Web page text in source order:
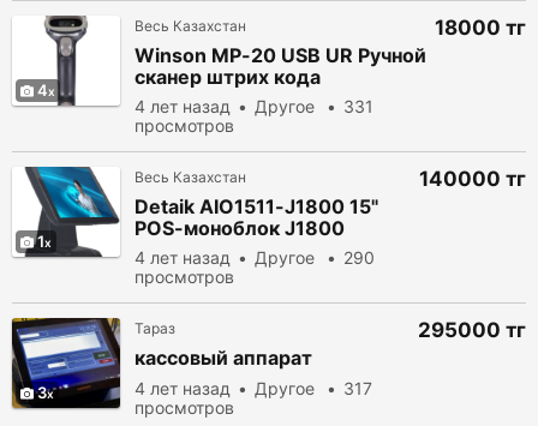
4
Весь Казахстан
Winson MP-20 USB UR Ручной
сканер штрих кода
4 лет назад Другое
331
просмотров
18000 тг
1
Весь Казахстан
Detaik AIO1511-J1800 15"
POS-моноблок J1800
4 лет назад Другое
290
просмотров
140000 тг
3
Тараз
кассовый аппарат
4 лет назад Другое
317
просмотров
295000 тг